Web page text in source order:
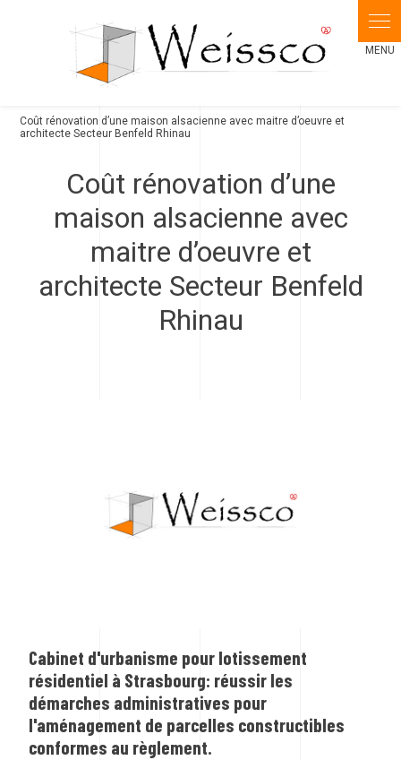
Coût rénovation d’une maison alsacienne avec maitre d’oeuvre et
architecte Secteur Benfeld Rhinau
Coût rénovation d’une
maison alsacienne avec
maitre d’oeuvre et
architecte Secteur Benfeld
Rhinau
Cabinet d'urbanisme pour lotissement
résidentiel à Strasbourg: réussir les
démarches administratives pour
l'aménagement de parcelles constructibles
conformes au règlement.